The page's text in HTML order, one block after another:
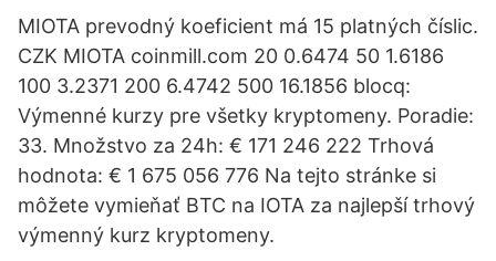
MIOTA prevodný koeficient má 15 platných číslic.
CZK MIOTA coinmill.com 20 0.6474 50 1.6186
100 3.2371 200 6.4742 500 16.1856 blocq:
Výmenné kurzy pre všetky kryptomeny. Poradie:
33. Množstvo za 24h: € 171 246 222 Trhová
hodnota: € 1 675 056 776 Na tejto stránke si
môžete vymieňať BTC na IOTA za najlepší trhový
výmenný kurz kryptomeny.